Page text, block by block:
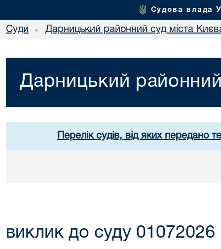
Судова влада
Суди • Дарницький районний суд міста
Дарницький
Перелік судів, від яких передано
виклик до суду 01072026